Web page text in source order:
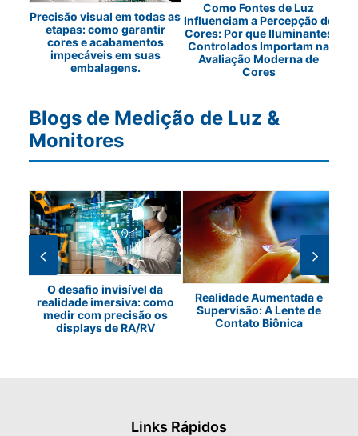
Precisão visual em todas as
etapas: como garantir
cores e acabamentos
impecáveis em suas
embalagens.
Como Fontes de Luz
Influenciam a Percepção de
Cores: Por que Iluminantes
Controlados Importam na
Avaliação Moderna de
Cores
Blogs de Medição de Luz &
Monitores
O desafio invisível da
realidade imersiva: como
medir com precisão os
displays de RA/RV
Realidade Aumentada e
Supervisão: A Lente de
Contato Biônica
Links Rápidos